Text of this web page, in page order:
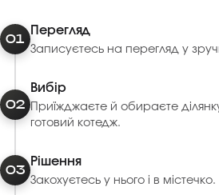
01
Перегляд
Записуєтесь на перегляд у
02
Вибір
Приїжджаєте й обираєте
готовий котедж.
03
Рішення
Закохуєтесь у нього і в містечко.